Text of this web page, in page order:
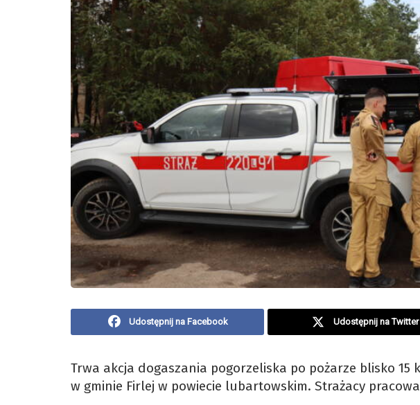
Udostępnij na Facebook Udostępnij na Twitter
Trwa akcja dogaszania pogorzeliska po pożarze blisko
w gminie Firlej w powiecie lubartowskim. Strażacy